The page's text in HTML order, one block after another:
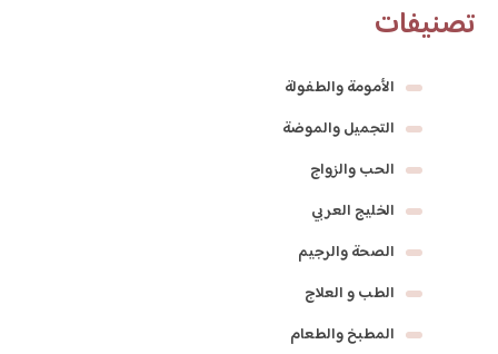
تصنيفات
الأمومة والطفولة
التجميل والموضة
الحب والزواج
الخليج العربي
الصحة والرجيم
الطب و العلاج
المطبخ والطعام